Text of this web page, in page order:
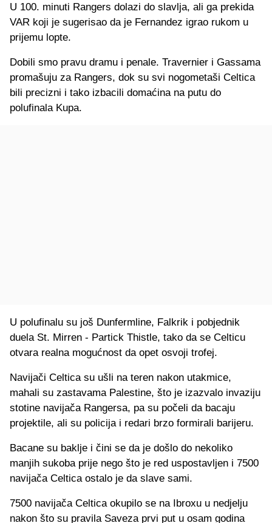
U 100. minuti Rangers dolazi do slavlja, ali ga prekida
VAR koji je sugerisao da je Fernandez igrao rukom u
prijemu lopte.
Dobili smo pravu dramu i penale. Travernier i Gassama
promašuju za Rangers, dok su svi nogometaši Celtica
bili precizni i tako izbacili domaćina na putu do
polufinala Kupa.
U polufinalu su još Dunfermline, Falkrik i pobjednik
duela St. Mirren - Partick Thistle, tako da se Celticu
otvara realna mogućnost da opet osvoji trofej.
Navijači Celtica su ušli na teren nakon utakmice,
mahali su zastavama Palestine, što je izazvalo invaziju
stotine navijača Rangersa, pa su počeli da bacaju
projektile, ali su policija i redari brzo formirali barijeru.
Bacane su baklje i čini se da je došlo do nekoliko
manjih sukoba prije nego što je red uspostavljen i 7500
navijača Celtica ostalo je da slave sami.
7500 navijača Celtica okupilo se na Ibroxu u nedjelju
nakon što su pravila Saveza prvi put u osam godina